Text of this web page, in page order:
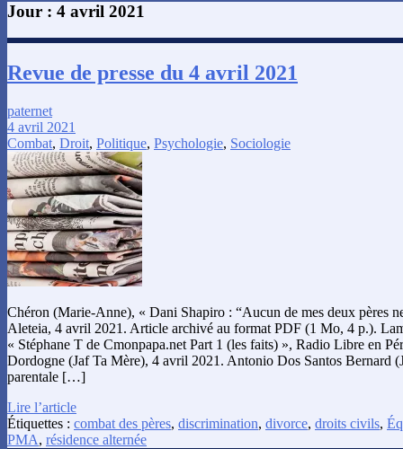
Jour : 4 avril 2021
Revue de presse du 4 avril 2021
paternet
4 avril 2021
Combat, Droit, Politique, Psychologie, Sociologie
Chéron (Marie-Anne), « Dani Shapiro : “Aucun de mes deux pères
Aleteia, 4 avril 2021. Article archivé au format PDF (1 Mo, 4 p.).
« Stéphane T de Cmonpapa.net Part 1 (les faits) », Radio Libre en
Dordogne (Jaf Ta Mère), 4 avril 2021. Antonio Dos Santos Bernard
parentale […]
Lire l’article
Étiquettes : combat des pères, discrimination, divorce, droits civils,
PMA, résidence alternée